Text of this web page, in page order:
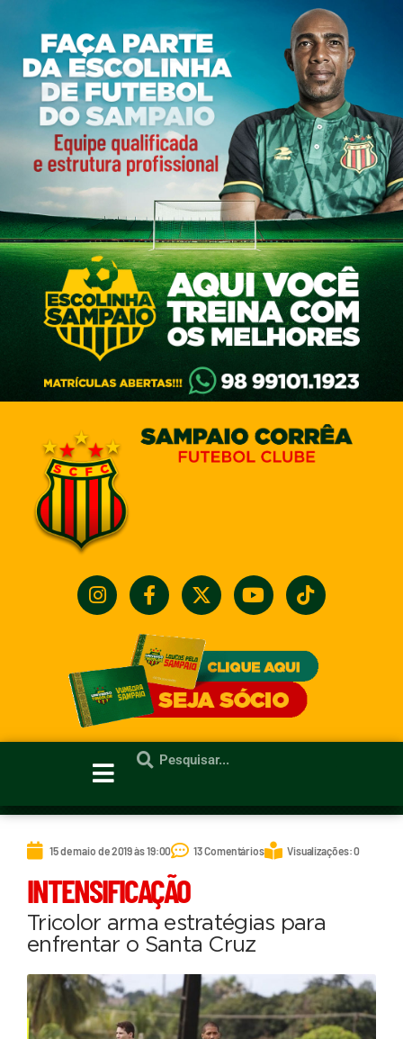
15 de maio de 2019 às 19:00 13 Comentários Visualizações: 0
INTENSIFICAÇÃO
Tricolor arma estratégias para
enfrentar o Santa Cruz